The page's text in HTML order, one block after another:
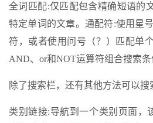
全词匹配:仅匹配包含精确短语的
特定单词的文章。通配符:使用星
符，或者使用问号（？）匹配单
AND、or和NOT运算符组合搜索
除了搜索栏，还有其他方法可以搜
类别链接:导航到一个类别页面，